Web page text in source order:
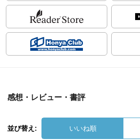
感想・レビュー・書評
並び替え: いいね順